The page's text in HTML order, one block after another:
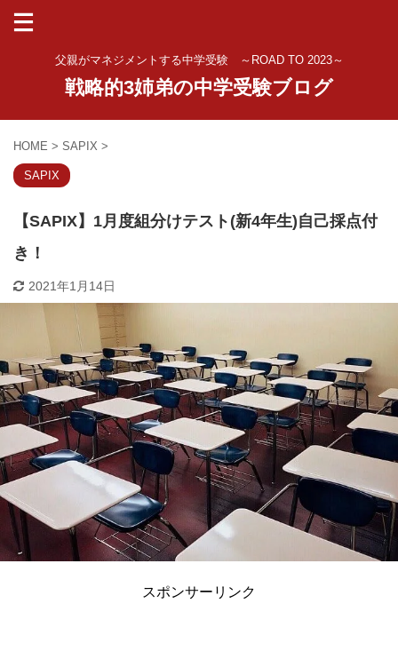
父親がマネジメントする中学受験 ～ROAD TO 2023～
戦略的3姉弟の中学受験ブログ
HOME > SAPIX >
SAPIX
【SAPIX】1月度組分けテスト(新4年生)自己採点付
き！
2021年1月14日
スポンサーリンク